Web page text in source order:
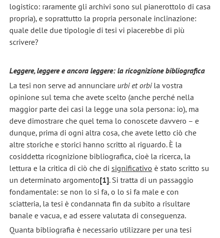
logistico: raramente gli archivi sono sul pianerottolo di casa
propria), e soprattutto la propria personale inclinazione:
quale delle due tipologie di tesi vi piacerebbe di più
scrivere?
Leggere, leggere e ancora leggere: la ricognizione bibliografica
La tesi non serve ad annunciare urbi et orbila vostra
opinione sul tema che avete scelto (anche perché nella
maggior parte dei casi la legge una sola persona: io), ma
deve dimostrare che quel tema lo conoscete davvero – e
dunque, prima di ogni altra cosa, che avete letto ciò che
altre storiche e storici hanno scritto al riguardo. È la
cosiddetta ricognizione bibliografica, cioè la ricerca, la
lettura e la critica di ciò che di significativo è stato scritto su
un determinato argomento[1]. Si tratta di un passaggio
fondamentale: se non lo si fa, o lo si fa male e con
sciatteria, la tesi è condannata fin da subito a risultare
banale e vacua, e ad essere valutata di conseguenza.
Quanta bibliografia è necessario utilizzare per una tesi